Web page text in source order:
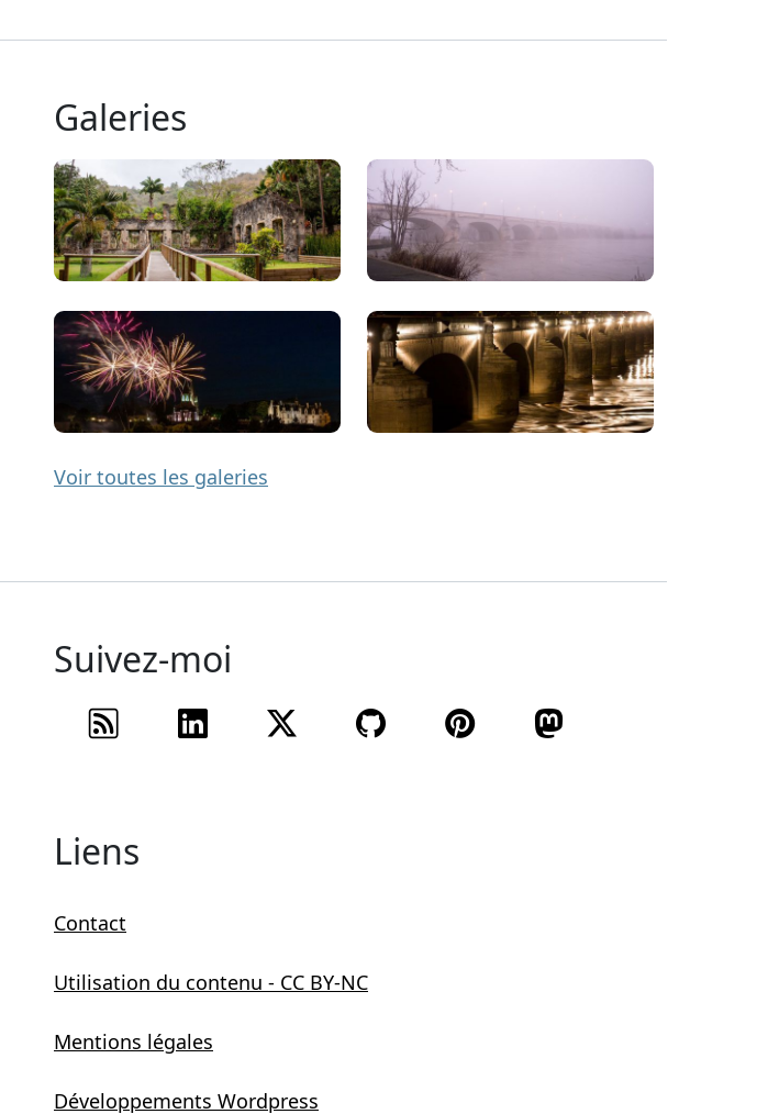
Galeries
Voir toutes les galeries
Suivez-moi
Flux RSSSuivez-moi surSuivez-moi sur
Suivez mon travail sur
Suivez-moi sur
Liens
Contact
Utilisation du contenu - CC BY-NC
Mentions légales
Développements Wordpress